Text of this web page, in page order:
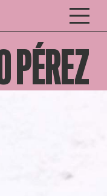
PÉREZ